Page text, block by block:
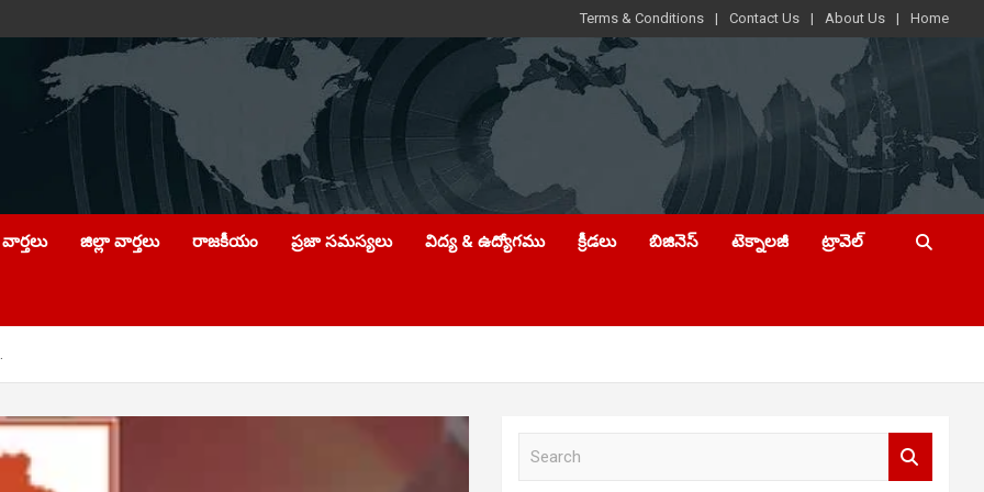
Terms & Conditions Contact Us About Us Home
జిల్లా వార్తలు రాజకీయం ప్రజా సమస్యలు విద్య & ఉద్యోగము క్రీడలు బిజినెస్ టెక్నాలజీ ట్రావెల్